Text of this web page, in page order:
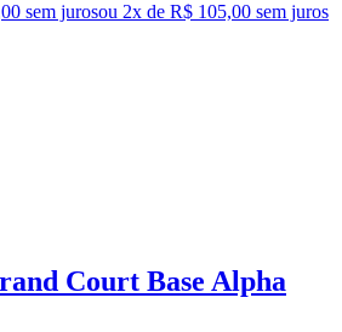
sem jurosou 2x de R$ 105,00 sem juros
Court Base Alpha